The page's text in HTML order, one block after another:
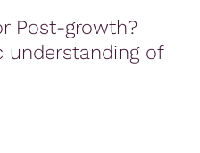
Post-growth?
understanding of